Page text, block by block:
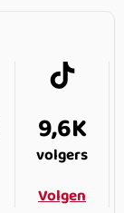
9,6K
volgers
Volgen